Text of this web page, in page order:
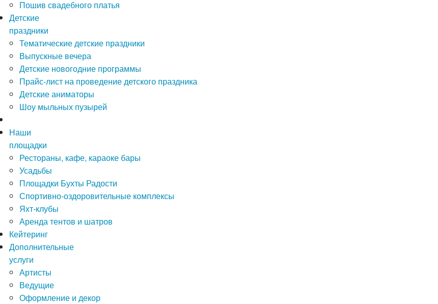
Пошив свадебного платья
Детские
праздники
Тематические детские праздники
Выпускные вечера
Детские новогодние программы
Прайс-лист на проведение детского праздника
Детские аниматоры
Шоу мыльных пузырей
Наши
площадки
Рестораны, кафе, караоке бары
Усадьбы
Площадки Бухты Радости
Спортивно-оздоровительные комплексы
Яхт-клубы
Аренда тентов и шатров
Кейтеринг
Дополнительные
услуги
Артисты
Ведущие
Оформление и декор